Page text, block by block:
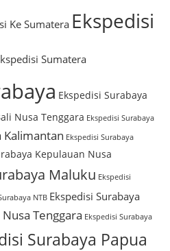
Ke Sumatera Ekspedisi
Sumatera
Ekspedisi Surabaya
Nusa Tenggara Ekspedisi Surabaya
Kalimantan Ekspedisi Surabaya
Kepulauan Nusa
Maluku Ekspedisi
NTB Ekspedisi Surabaya
Tenggara Ekspedisi Surabaya
Surabaya Papua